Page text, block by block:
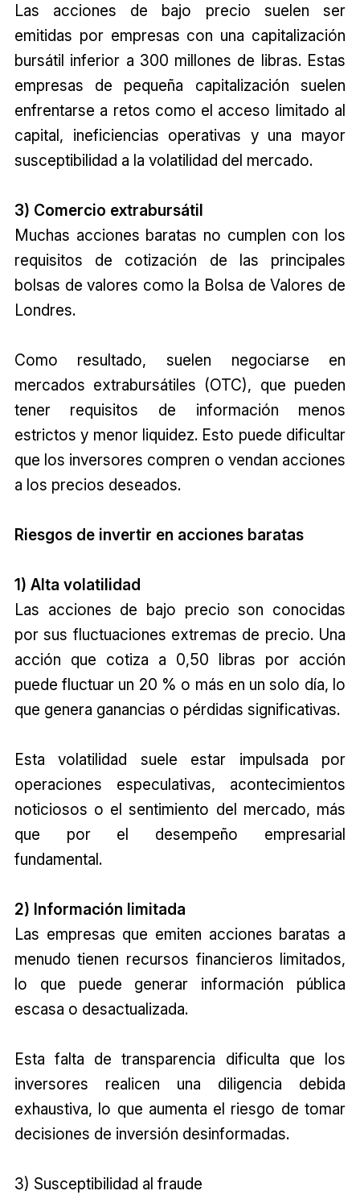
Las acciones de bajo precio suelen ser
emitidas por empresas con una capitalización
bursátil inferior a 300 millones de libras. Estas
empresas de pequeña capitalización suelen
enfrentarse a retos como el acceso limitado al
capital, ineficiencias operativas y una mayor
susceptibilidad a la volatilidad del mercado.
3) Comercio extrabursátil
Muchas acciones baratas no cumplen con los
requisitos de cotización de las principales
bolsas de valores como la Bolsa de Valores de
Londres.
Como resultado, suelen negociarse en
mercados extrabursátiles (OTC), que pueden
tener requisitos de información menos
estrictos y menor liquidez. Esto puede dificultar
que los inversores compren o vendan acciones
a los precios deseados.
Riesgos de invertir en acciones baratas
1) Alta volatilidad
Las acciones de bajo precio son conocidas
por sus fluctuaciones extremas de precio. Una
acción que cotiza a 0,50 libras por acción
puede fluctuar un 20 % o más en un solo día, lo
que genera ganancias o pérdidas significativas.
Esta volatilidad suele estar impulsada por
operaciones especulativas, acontecimientos
noticiosos o el sentimiento del mercado, más
que por el desempeño empresarial
fundamental.
2) Información limitada
Las empresas que emiten acciones baratas a
menudo tienen recursos financieros limitados,
lo que puede generar información pública
escasa o desactualizada.
Esta falta de transparencia dificulta que los
inversores realicen una diligencia debida
exhaustiva, lo que aumenta el riesgo de tomar
decisiones de inversión desinformadas.
3) Susceptibilidad al fraude